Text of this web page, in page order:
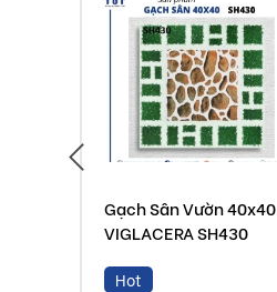
Gạch Sân Vườn 40x40
VIGLACERA SH430
Hot